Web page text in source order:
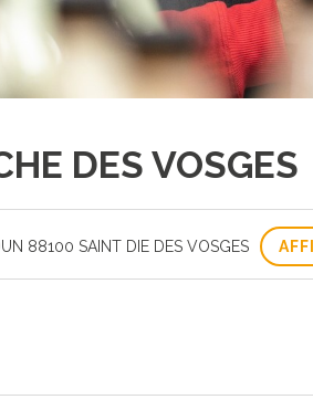
DES VOSGES
88100 SAINT DIE DES VOSGES